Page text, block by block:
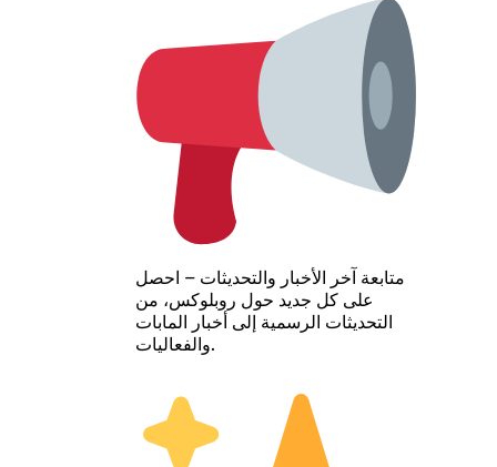
متابعة آخر الأخبار والتحديثات – احصل
على كل جديد حول روبلوكس، من
التحديثات الرسمية إلى أخبار المابات
والفعاليات.